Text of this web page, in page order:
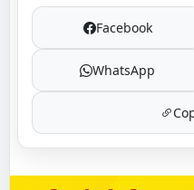
Facebook
WhatsApp